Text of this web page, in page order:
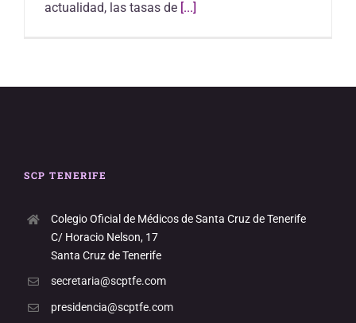
actualidad, las tasas de [...]
SCP TENERIFE
Colegio Oficial de Médicos de Santa Cruz de Tenerife
C/ Horacio Nelson, 17
Santa Cruz de Tenerife
secretaria@scptfe.com
presidencia@scptfe.com